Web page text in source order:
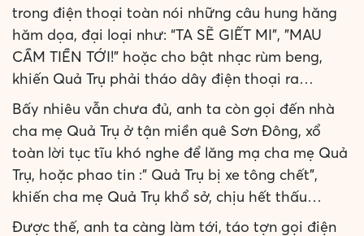
trong điện thoại toàn nói những câu hung hăng
hăm dọa, đại loại như: “TA SẼ GIẾT MI”, "MAU
CẦM TIỀN TỚI!” hoặc cho bật nhạc rùm beng,
khiến Quả Trụ phải tháo dây điện thoại ra…
Bấy nhiêu vẫn chưa đủ, anh ta còn gọi đến nhà
cha mẹ Quả Trụ ở tận miền quê Sơn Đông, xổ
toàn lời tục tĩu khó nghe để lăng mạ cha mẹ Quả
Trụ, hoặc phao tin :” Quả Trụ bị xe tông chết”,
khiến cha mẹ Quả Trụ khổ sở, chịu hết thấu…
Được thế, anh ta càng làm tới, táo tợn gọi điện